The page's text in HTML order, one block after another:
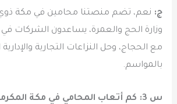
ج: نعم، تضم منصتنا محامين في مكة
وزارة الحج والعمرة، يساعدون الشركات
مع الحجاج، وحل النزاعات التجارية
بالمواسم.
س 3: كم أتعاب المحامي في مكة المكرمة؟